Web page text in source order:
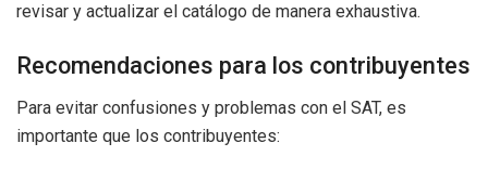
revisar y actualizar el catálogo de manera exhaustiva.
Recomendaciones para los contribuyentes
Para evitar confusiones y problemas con el SAT, es
importante que los contribuyentes: